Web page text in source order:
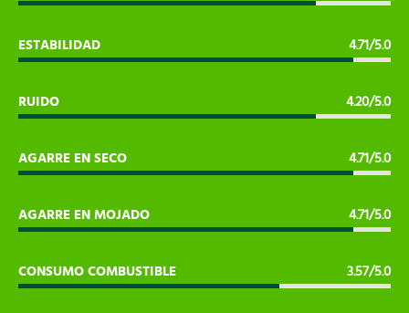
ESTABILIDAD 4.71/5.0
RUIDO 4.20/5.0
AGARRE EN SECO 4.71/5.0
AGARRE EN MOJADO 4.71/5.0
CONSUMO COMBUSTIBLE 3.57/5.0